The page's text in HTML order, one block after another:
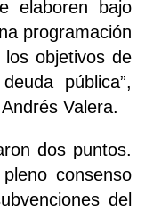
elaboren bajo
programación
los objetivos de
pública”,
Valera.
dos puntos.
consenso
del